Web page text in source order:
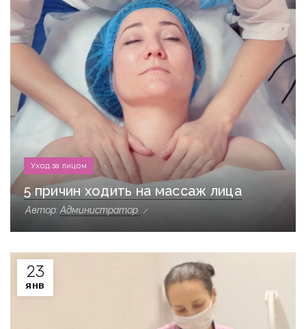
Уход за лицом
5 причин ходить на массаж лица
Автор:Администратор
23
ЯНВ